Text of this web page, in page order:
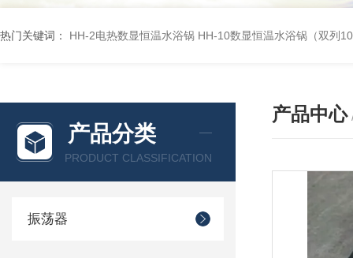
热门关键词： HH-2电热数显恒温水浴锅 HH-10数显恒温水浴锅（双列
产品分类
PRODUCT CLASSIFICATION
振荡器
产品中心